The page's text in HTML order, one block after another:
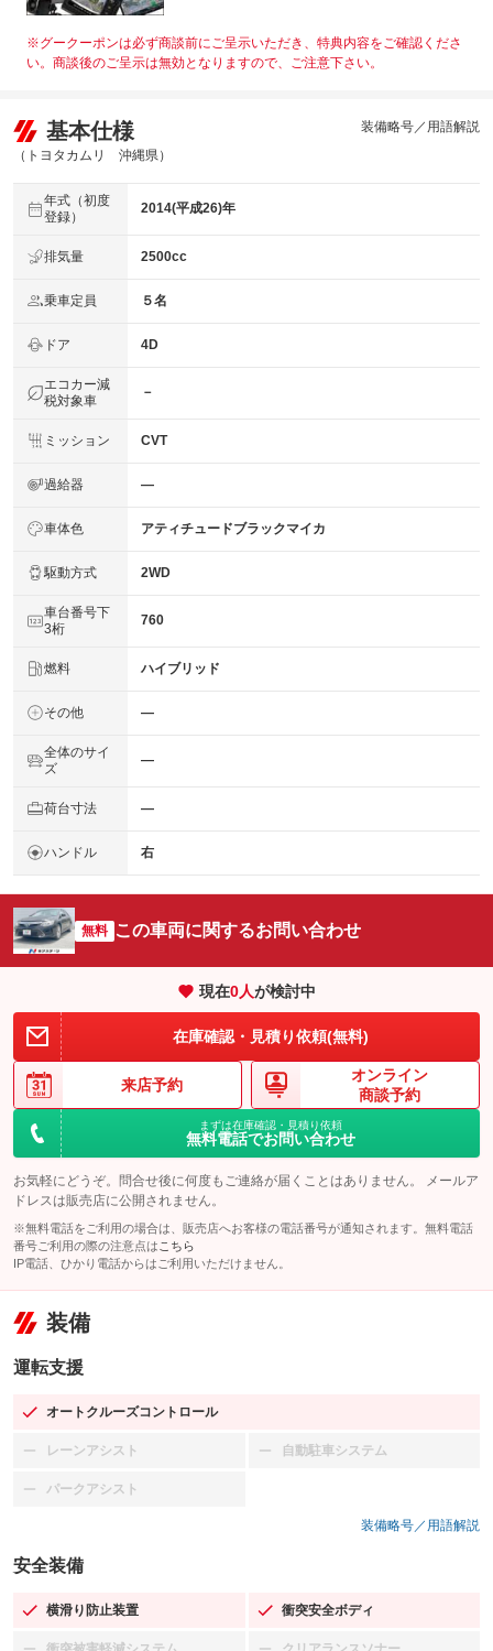
※グークーポンは必ず商談前にご呈示いただき、特典内容をご確認くださ
い。商談後のご呈示は無効となりますので、ご注意下さい。
基本仕様
（トヨタカムリ 沖縄県）
装備略号／用語解説
年式（初度
登録）
2014(平成26)年
排気量 2500cc
乗車定員 ５名
ドア 4D
エコカー減
税対象車
－
ミッション CVT
過給器 ―
車体色 アティチュードブラックマイカ
駆動方式 2WD
車台番号下
3桁
760
燃料 ハイブリッド
その他 ―
全体のサイ
ズ
―
荷台寸法 ―
ハンドル 右
無料 この車両に関するお問い合わせ
現在0人が検討中
在庫確認・見積り依頼(無料)
来店予約
オンライン
商談予約
まずは在庫確認・見積り依頼
無料電話でお問い合わせ
お気軽にどうぞ。問合せ後に何度もご連絡が届くことはありません。 メールア
ドレスは販売店に公開されません。
※無料電話をご利用の場合は、販売店へお客様の電話番号が通知されます。無料電話
番号ご利用の際の注意点は こちら
IP電話、ひかり電話からはご利用いただけません。
装備
運転支援
オートクルーズコントロール
：装備あり
レーンアシスト
：装備なし 自動駐車システム
：装備なし
パークアシスト
：装備なし
装備略号／用語解説
安全装備
横滑り防止装置
：装備あり 衝突安全ボディ
：装備あり